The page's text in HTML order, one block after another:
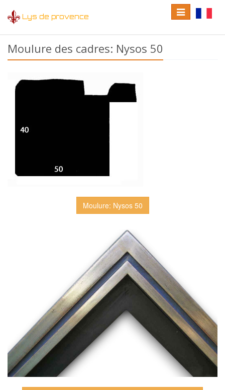
Lys de provence
language
Toggle
navigation
Moulure des cadres: Nysos 50
Moulure: Nysos 50